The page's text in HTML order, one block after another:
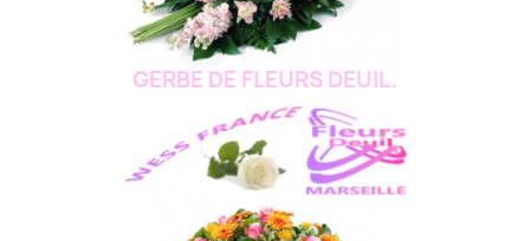
GERBE DE FLEURS DEUIL.